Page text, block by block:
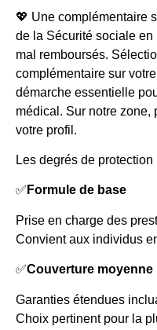
💖 Une complémentaire
de la Sécurité sociale
mal remboursés.
complémentaire sur
démarche essentielle
médical. Sur notre zone,
votre profil.
Les degrés de protection
✅ Formule de base
Prise en charge des
Convient aux individus
✅Couverture moyenne
Garanties étendues
Choix pertinent pour la